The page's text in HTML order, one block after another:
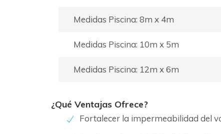
Medidas Piscina: 8m x 4m
Medidas Piscina: 10m x 5m
Medidas Piscina: 12m x 6m
¿Qué Ventajas Ofrece?
Fortalecer la impermeabilidad del